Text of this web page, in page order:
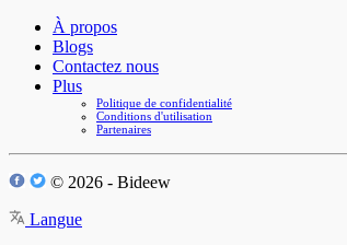
À propos
Blogs
Contactez nous
Plus
Politique de confidentialité
Conditions d'utilisation
Partenaires
© 2026 - Bideew
Langue